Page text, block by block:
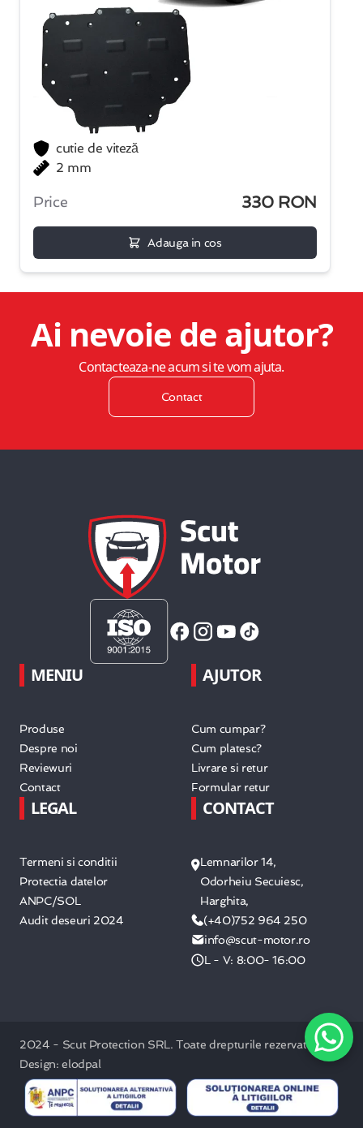
cutie de viteză
2 mm
Price 330 RON
Adauga in cos
Ai nevoie de ajutor?
Contacteaza-ne acum si te vom ajuta.
Contact
MENIU
Produse
Despre noi
Reviewuri
Contact
AJUTOR
Cum cumpar?
Cum platesc?
Livrare si retur
Formular retur
LEGAL
Termeni si conditii
Protectia datelor
ANPC/SOL
Audit deseuri 2024
CONTACT
Lemnarilor 14,
Odorheiu Secuiesc,
Harghita,
(+40)752 964 250
info@scut-motor.ro
L - V: 8:00- 16:00
2024 - Scut Protection SRL. Toate drepturile rezervate. /
Design: elodpal